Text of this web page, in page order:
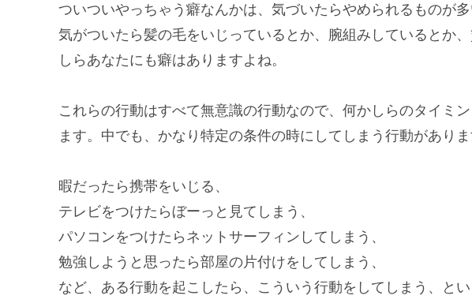
ついついやっちゃう癖なんかは、気づいたらやめられるものが多
気がついたら髪の毛をいじっているとか、腕組みしているとか
しらあなたにも癖はありますよね。
これらの行動はすべて無意識の行動なので、何かしらのタイミ
ます。中でも、かなり特定の条件の時にしてしまう行動がありま
暇だったら携帯をいじる、
テレビをつけたらぼーっと見てしまう、
パソコンをつけたらネットサーフィンしてしまう、
勉強しようと思ったら部屋の片付けをしてしまう、
など、ある行動を起こしたら、こういう行動をしてしまう、と